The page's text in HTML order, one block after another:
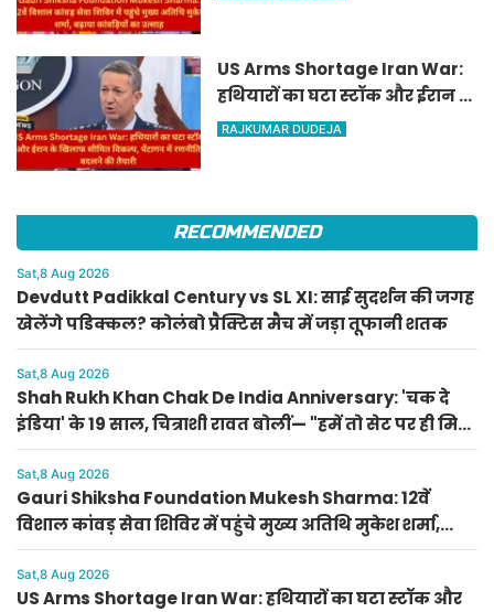
US Arms Shortage Iran War:
हथियारों का घटा स्टॉक और ईरान के
खिलाफ सीमित विकल्प, पेंटागन में
RAJKUMAR DUDEJA
RECOMMENDED
Sat,8 Aug 2026
Devdutt Padikkal Century vs SL XI: साई सुदर्शन की जगह
खेलेंगे पडिक्कल? कोलंबो प्रैक्टिस मैच में जड़ा तूफानी शतक
Sat,8 Aug 2026
Shah Rukh Khan Chak De India Anniversary: 'चक दे
इंडिया' के 19 साल, चित्राशी रावत बोलीं— "हमें तो सेट पर ही मिल
गया था हमारा परिवार"
Sat,8 Aug 2026
Gauri Shiksha Foundation Mukesh Sharma: 12वें
विशाल कांवड़ सेवा शिविर में पहुंचे मुख्य अतिथि मुकेश शर्मा,
बढ़ाया कांवड़ियों का उत्साह
Sat,8 Aug 2026
US Arms Shortage Iran War: हथियारों का घटा स्टॉक और